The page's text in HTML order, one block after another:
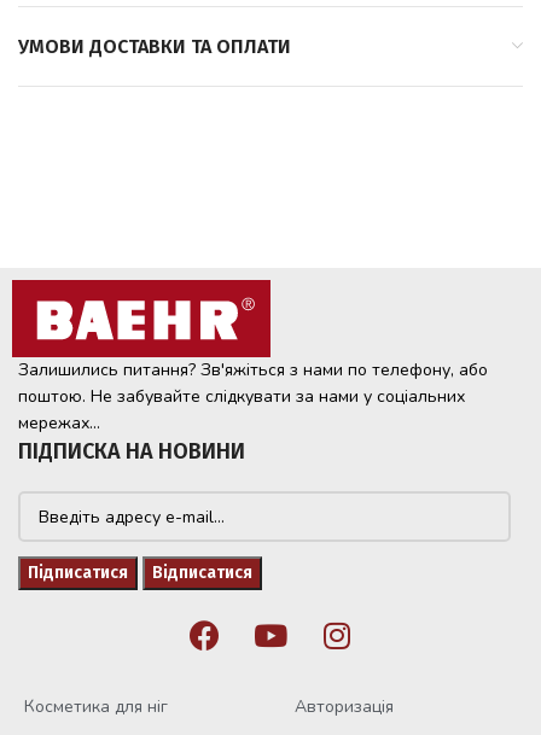
УМОВИ ДОСТАВКИ ТА ОПЛАТИ
Залишились питання? Зв'яжіться з нами по телефону, або
поштою. Не забувайте слідкувати за нами у соціальних
мережах...
ПІДПИСКА НА НОВИНИ
Косметика для ніг
Авторизація